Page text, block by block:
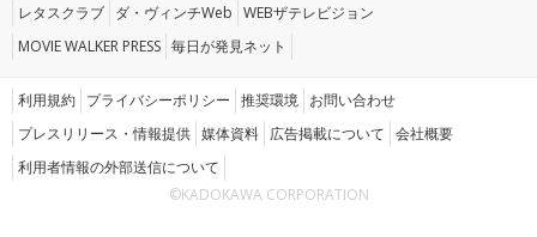
レタスクラブ ダ・ヴィンチWeb WEBザテレビジョン
MOVIE WALKER PRESS 毎日が発見ネット
利用規約 プライバシーポリシー 推奨環境 お問い合わせ
プレスリリース・情報提供 媒体資料 広告掲載について 会社概要
利用者情報の外部送信について
©KADOKAWA CORPORATION